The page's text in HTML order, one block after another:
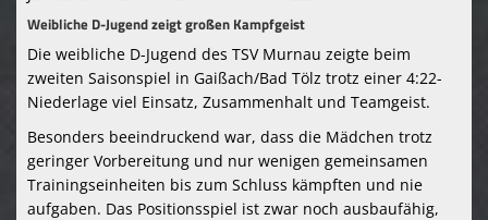
Weibliche D-Jugend zeigt großen Kampfgeist
Die weibliche D-Jugend des TSV Murnau zeigte beim
zweiten Saisonspiel in Gaißach/Bad Tölz trotz einer 4:22-
Niederlage viel Einsatz, Zusammenhalt und Teamgeist.
Besonders beeindruckend war, dass die Mädchen trotz
geringer Vorbereitung und nur wenigen gemeinsamen
Trainingseinheiten bis zum Schluss kämpften und nie
aufgaben. Das Positionsspiel ist zwar noch ausbaufähig,